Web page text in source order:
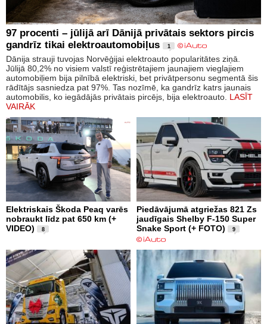
97 procenti – jūlijā arī Dānijā privātais sektors pircis
gandrīz tikai elektroautomobiļus
1
Dānija strauji tuvojas Norvēģijai elektroauto popularitātes ziņā.
Jūlijā 80,2% no visiem valstī reģistrētajiem jaunajiem vieglajiem
automobiļiem bija pilnībā elektriski, bet privātpersonu segmentā šis
rādītājs sasniedza pat 97%. Tas nozīmē, ka gandrīz katrs jaunais
automobilis, ko iegādājās privātais pircējs, bija elektroauto. LASĪT
VAIRĀK
Elektriskais Škoda Peaq varēs
nobraukt līdz pat 650 km (+
VIDEO)
8
Piedāvājumā atgriežas 821 Zs
jaudīgais Shelby F-150 Super
Snake Sport (+ FOTO)
9